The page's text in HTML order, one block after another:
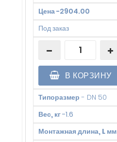
Цена-2904.00
Под заказ
В КОРЗИНУ
Типоразмер - DN 50
Вес, кг-1.6
Монтажная длина, L мм